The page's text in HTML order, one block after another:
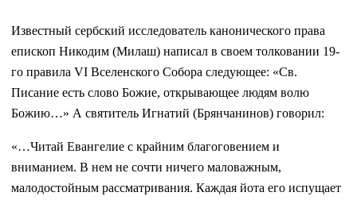
Известный сербский исследователь канонического права
епископ Никодим (Милаш) написал в своем толковании 19-
го правила VI Вселенского Собора следующее: «Св.
Писание есть слово Божие, открывающее людям волю
Божию…» А святитель Игнатий (Брянчанинов) говорил:
«…Читай Евангелие с крайним благоговением и
вниманием. В нем не сочти ничего маловажным,
малодостойным рассматривания. Каждая йота его испущает